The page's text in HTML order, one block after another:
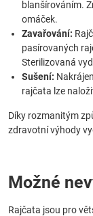
blanšírováním.
omáček.
Zavařování:
pasírovaných
Sterilizovaná
Sušení:
rajčata lze
Díky rozmanitým
zdravotní výhody
Možné
Rajčata jsou pro